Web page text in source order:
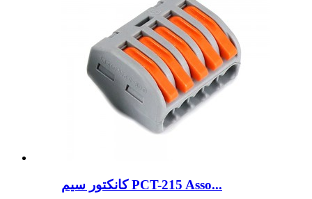
کانکتور سیم PCT-215 Asso...